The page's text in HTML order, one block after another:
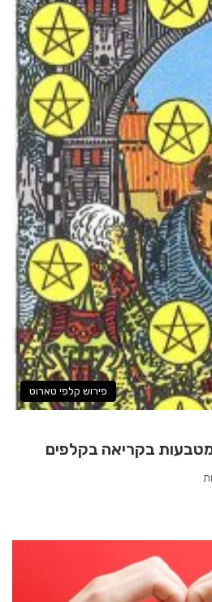
פירוש קלפי טארוט
בקריאה בקלפים